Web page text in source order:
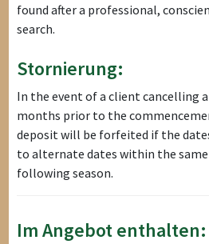
found after a professional,
search.
Stornierung:
In the event of a client cancelling
months prior to the
deposit will be forfeited if the
to alternate dates within the same
following season.
Im Angebot enthalten: